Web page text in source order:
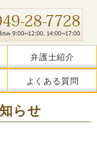
弁護士紹介
よくある質問
らせ